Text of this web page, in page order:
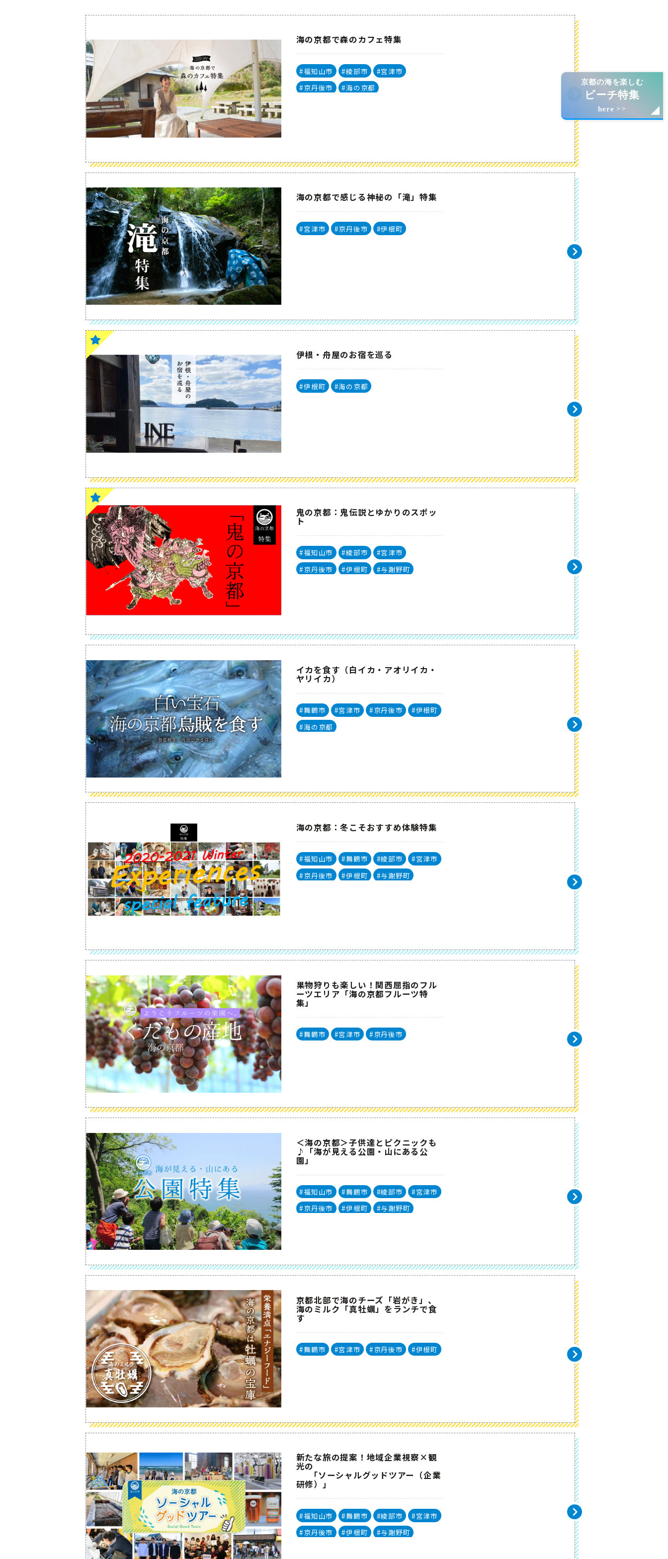
京都の海を楽しむ
ビーチ特集
here >>
海の京都で森のカフェ特集
#福知山市 #綾部市
#宮津市
#京丹後市
#海の京都
海の京都で感じる神秘の「滝」特集
#宮津市 #京丹後市 #伊根町
伊根・舟屋のお宿を巡る
#伊根町 #海の京都
鬼の京都：鬼伝説とゆかりのスポッ
ト
#福知山市 #綾部市
#宮津市
#京丹後市
#伊根町
#与謝野町
イカを食す（白イカ・アオリイカ・
ヤリイカ）
#舞鶴市 #宮津市 #京丹後市
#伊根町
#海の京都
海の京都：冬こそおすすめ体験特集
#福知山市 #舞鶴市 #綾部市
#宮津市
#京丹後市
#伊根町
#与謝野町
果物狩りも楽しい！関西屈指のフル
ーツエリア「海の京都フルーツ特
集」
#舞鶴市 #宮津市 #京丹後市
＜海の京都＞子供達とピクニックも
♪「海が見える公園・山にある公
園」
#福知山市 #舞鶴市 #綾部市
#宮津市
#京丹後市
#伊根町 #与謝野町
京都北部で海のチーズ「岩がき」、
海のミルク「真牡蠣」をランチで食
す
#舞鶴市 #宮津市 #京丹後市 #伊根町
新たな旅の提案！地域企業視察×観
光の
｢ソーシャルグッドツアー（企業
研修）｣
#福知山市 #舞鶴市 #綾部市
#宮津市
#京丹後市
#伊根町
#与謝野町